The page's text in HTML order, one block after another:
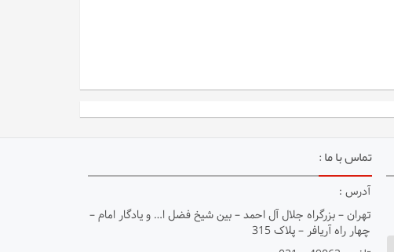
تماس با ما :
آدرس :
تهران – بزرگراه جلال آل احمد – بين شيخ فضل ا… و يادگار امام –
چهار راه آريافر – پلاک 315